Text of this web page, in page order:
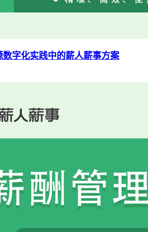
数字化实践中的薪人薪事方案